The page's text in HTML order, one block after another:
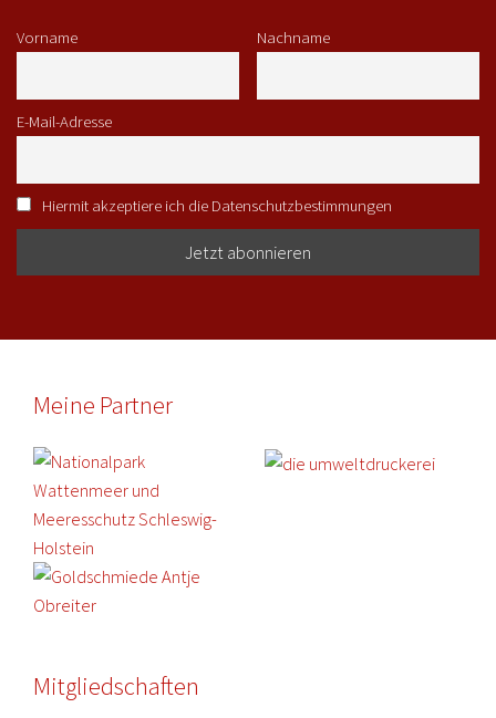
Vorname Nachname
E-Mail-Adresse
Hiermit akzeptiere ich die Datenschutzbestimmungen
Meine Partner
Mitgliedschaften